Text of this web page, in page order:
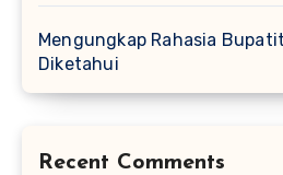
Mengungkap Rahasia
Diketahui
Recent Comments